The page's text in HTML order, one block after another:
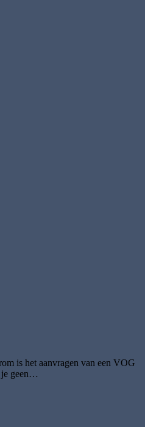
is het aanvragen van een VOG
je geen…